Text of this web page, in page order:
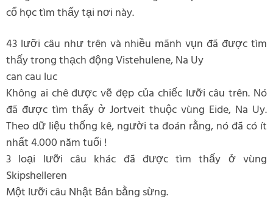
cổ học tìm thấy tại nơi này.
43 lưỡi câu như trên và nhiều mãnh vụn đã được tìm
thấy trong thạch động Vistehulene, Na Uy
can cau luc
Không ai chê được vẽ đẹp của chiếc lưỡi câu trên. Nó
đã được tìm thấy ở Jortveit thuộc vùng Eide, Na Uy.
Theo dữ liệu thống kê, người ta đoán rằng, nó đã có ít
nhất 4.000 năm tuổi !
3 loại lưỡi câu khác đã được tìm thấy ở vùng
Skipshelleren
Một lưỡi câu Nhật Bản bằng sừng.